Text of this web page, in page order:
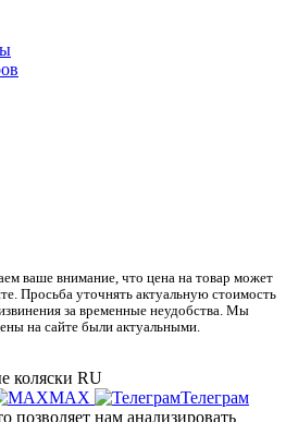
ваше внимание, что цена на товар может
Просьба уточнять актуальную стоимость
за временные неудобства. Мы
на сайте были актуальными.
коляски RU
МАХ
Телеграм
нам анализировать